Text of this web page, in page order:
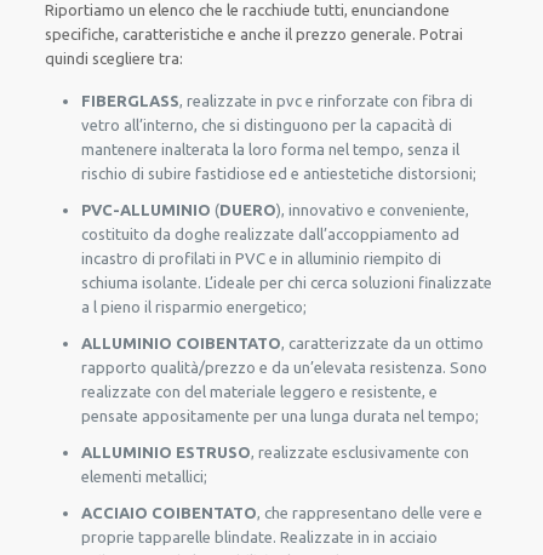
Riportiamo un elenco che le racchiude tutti, enunciandone
specifiche, caratteristiche e anche il prezzo generale. Potrai
quindi scegliere tra:
FIBERGLASS, realizzate in pvc e rinforzate con fibra di
vetro all’interno, che si distinguono per la capacità di
mantenere inalterata la loro forma nel tempo, senza il
rischio di subire fastidiose ed e antiestetiche distorsioni;
PVC-ALLUMINIO (DUERO), innovativo e conveniente,
costituito da doghe realizzate dall’accoppiamento ad
incastro di profilati in PVC e in alluminio riempito di
schiuma isolante. L’ideale per chi cerca soluzioni finalizzate
a l pieno il risparmio energetico;
ALLUMINIO COIBENTATO, caratterizzate da un ottimo
rapporto qualità/prezzo e da un’elevata resistenza. Sono
realizzate con del materiale leggero e resistente, e
pensate appositamente per una lunga durata nel tempo;
ALLUMINIO ESTRUSO, realizzate esclusivamente con
elementi metallici;
ACCIAIO COIBENTATO, che rappresentano delle vere e
proprie tapparelle blindate. Realizzate in in acciaio